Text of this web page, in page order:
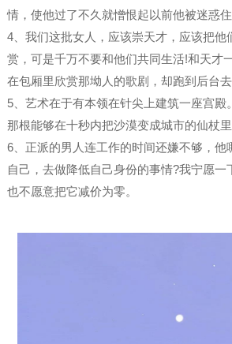
情，使他过了不久就憎恨起以前他被迷惑住
4、我们这批女人，应该崇天才，应该把他
赏，可是千万不要和他们共同生活!和天才
在包厢里欣赏那坳人的歌剧，却跑到后台去
5、艺术在于有本领在针尖上建筑一座宫殿
那根能够在十秒内把沙漠变成城市的仙杖里
6、正派的男人连工作的时间还嫌不够，他
自己，去做降低自己身份的事情?我宁愿一
也不愿意把它减价为零。